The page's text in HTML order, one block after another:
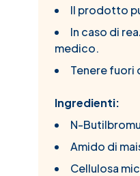
Il prodotto
In caso di
medico.
Tenere fuori
Ingredienti:
N-
Amido di
Cellulosa